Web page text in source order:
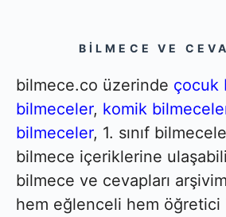
BILMECE VE
bilmece.co üzerinde çocuk
bilmeceler, komik
bilmeceler, 1. sınıf
bilmece içeriklerine
bilmece ve cevapları
hem eğlenceli hem öğretici